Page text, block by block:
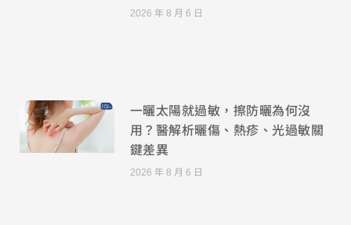
2026 年 8 月 6 日
一曬太陽就過敏，擦防曬為何沒
用？醫解析曬傷、熱疹、光過敏關
鍵差異
2026 年 8 月 6 日